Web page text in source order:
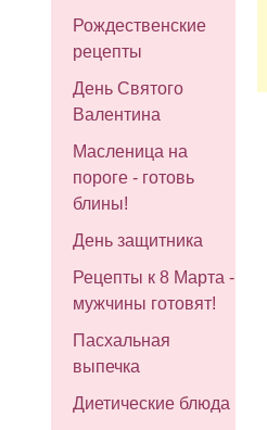
Рождественские
рецепты
День Святого
Валентина
Масленица на
пороге - готовь
блины!
День защитника
Рецепты к 8 Марта -
мужчины готовят!
Пасхальная
выпечка
Диетические блюда